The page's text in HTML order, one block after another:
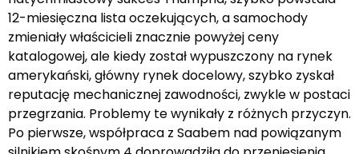
12-miesięczna lista oczekujących, a samochody
zmieniały właścicieli znacznie powyżej ceny
katalogowej, ale kiedy został wypuszczony na rynek
amerykański, główny rynek docelowy, szybko zyskał
reputację mechanicznej zawodności, zwykle w postaci
przegrzania. Problemy te wynikały z różnych przyczyn.
Po pierwsze, współpraca z Saabem nad powiązanym